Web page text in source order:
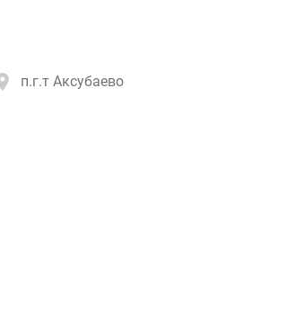
п.г.т Аксубаево